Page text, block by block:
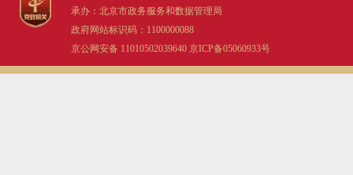
承办：北京市政务服务和数据管理局
政府网站标识码：1100000088
京公网安备 11010502039640 京ICP备05060933号